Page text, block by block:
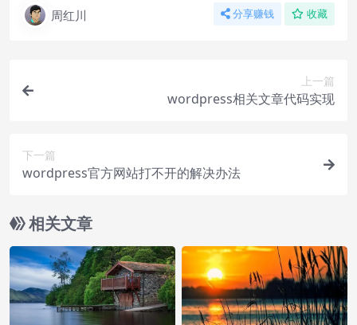
周红川 分享赚钱 收藏
上一篇
wordpress相关文章代码实现
下一篇
wordpress官方网站打不开的解决办法
相关文章